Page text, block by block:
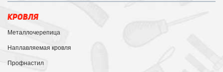
КРОВЛЯ
Металлочерепица
Наплавляемая кровля
Профнастил